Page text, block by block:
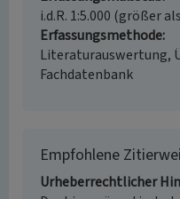
i.d.R. 1:5.000 (größer
Erfassungsmethode
Literaturauswertung,
Fachdatenbank
Empfohlene
Urheberrechtlicher